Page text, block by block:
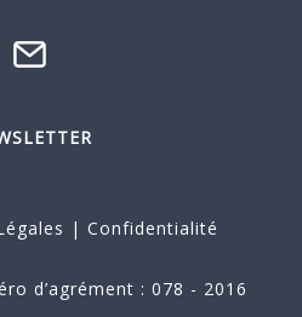
| Confidentialité
d’agrément : 078 - 2016